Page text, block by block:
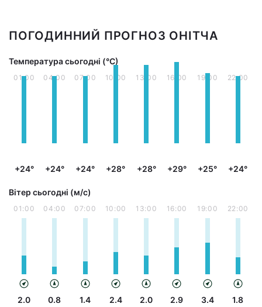
ПОГОДИННИЙ ПРОГНОЗ ОНІТЧА
Температура сьогодні (°С)
01:00
+24°
04:00
+24°
07:00
+24°
10:00
+28°
13:00
+28°
16:00
+29°
19:00
+25°
22:00
+24°
Вітер сьогодні (м/с)
01:00
2.0
04:00
0.8
07:00
1.4
10:00
2.4
13:00
2.0
16:00
2.9
19:00
3.4
22:00
1.8